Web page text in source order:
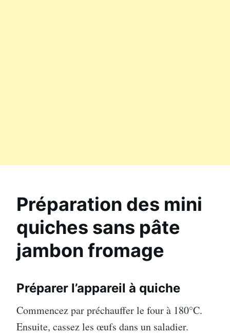
Préparation des mini
quiches sans pâte
jambon fromage
Préparer l’appareil à quiche
Commencez par préchauffer le four à 180°C.
Ensuite, cassez les œufs dans un saladier.